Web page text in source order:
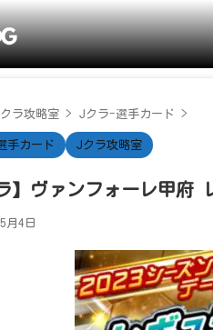
ラ攻略室 > Jクラ-選手カード >
手カード Jクラ攻略室
】ヴァンフォーレ甲府
月4日